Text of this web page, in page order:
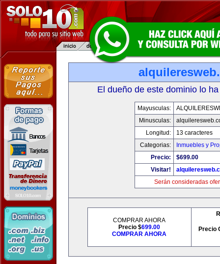
El dueño de este dominio lo
Mayusculas:
Minusculas:
Longitud:
13 caracteres
Categorias:
Inmuebles y
Precio:
$699.00
Visitar!
Serán consideradas
COMPRAR AHORA
Precio $699.00
COMPRAR AHORA
Precio